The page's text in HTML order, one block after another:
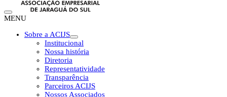
MENU
Sobre a ACIJS
Institucional
Nossa história
Diretoria
Representatividade
Transparência
Parceiros ACIJS
Nossos Associados